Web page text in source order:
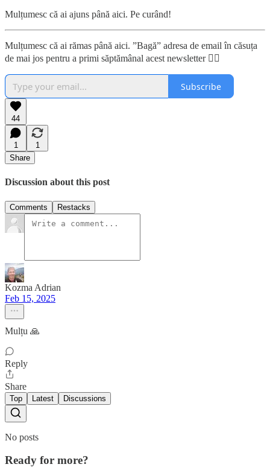
Mulțumesc că ai ajuns până aici. Pe curând!
Mulțumesc că ai rămas până aici. ”Bagă” adresa de email în căsuța
de mai jos pentru a primi săptămânal acest newsletter 👇🏼
Subscribe
44
1
1
Share
Discussion about this post
Comments Restacks
Kozma Adrian
Feb 15, 2025
Mulțu 🙏
Reply
Share
Top Latest Discussions
No posts
Ready for more?